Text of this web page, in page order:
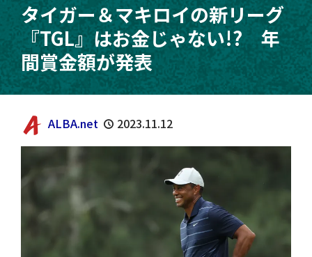
タイガー＆マキロイの新リーグ
『TGL』はお金じゃない!? 年
間賞金額が発表
ALBA.net 2023.11.12